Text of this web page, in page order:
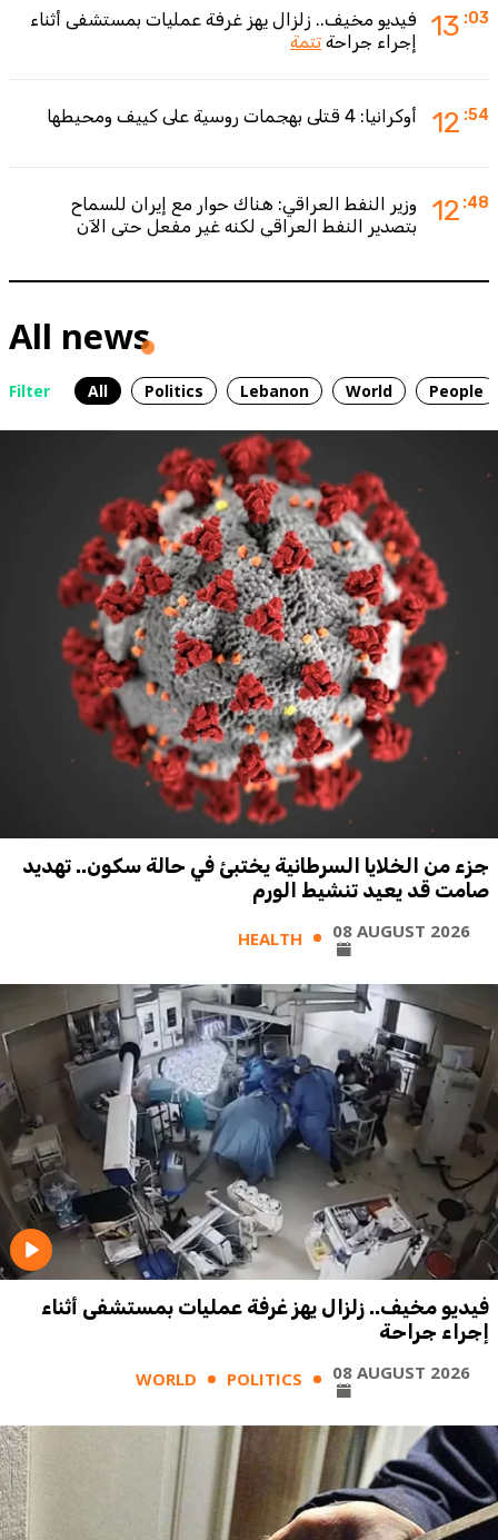
13 :03
فيديو مخيف.. زلزال يهز غرفة عمليات بمستشفى أثناء
إجراء جراحة تتمة
12 :54 أوكرانيا: 4 قتلى بهجمات روسية على كييف ومحيطها
12 :48
وزير النفط العراقي: هناك حوار مع إيران للسماح
بتصدير النفط العراقي لكنه غير مفعل حتى الآن
All news
Filter All Politics Lebanon World People
جزء من الخلايا السرطانية يختبئ في حالة سكون.. تهديد
صامت قد يعيد تنشيط الورم
HEALTH 08 AUGUST 2026
فيديو مخيف.. زلزال يهز غرفة عمليات بمستشفى أثناء
إجراء جراحة
WORLD POLITICS 08 AUGUST 2026